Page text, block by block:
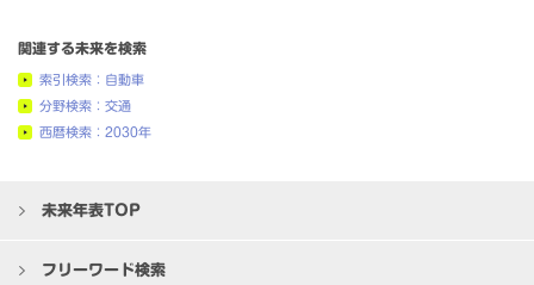
関連する未来を検索
索引検索：自動車
分野検索：交通
西暦検索：2030年
未来年表TOP
フリーワード検索